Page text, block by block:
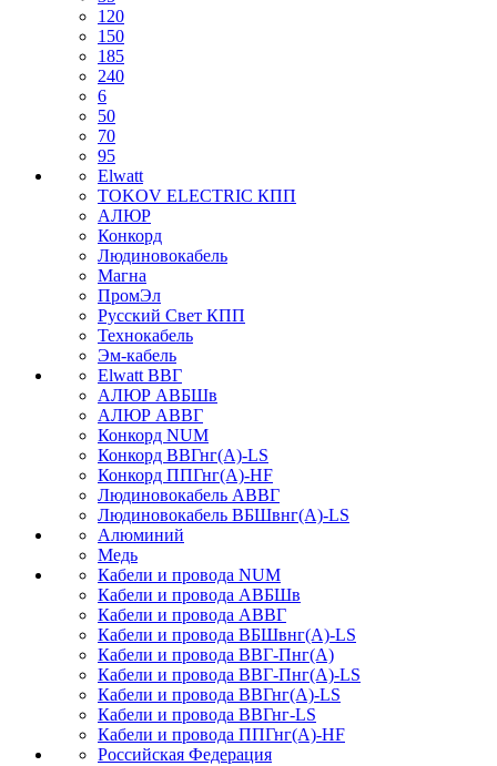
120
150
185
240
6
50
70
95
Elwatt
TOKOV ELECTRIC КПП
АЛЮР
Конкорд
Людиновокабель
Магна
ПромЭл
Русский Свет КПП
Технокабель
Эм-кабель
Elwatt ВВГ
АЛЮР АВБШв
АЛЮР АВВГ
Конкорд NUM
Конкорд ВВГнг(А)-LS
Конкорд ППГнг(А)-HF
Людиновокабель АВВГ
Людиновокабель ВБШвнг(А)-LS
Алюминий
Медь
Кабели и провода NUM
Кабели и провода АВБШв
Кабели и провода АВВГ
Кабели и провода ВБШвнг(А)-LS
Кабели и провода ВВГ-Пнг(А)
Кабели и провода ВВГ-Пнг(А)-LS
Кабели и провода ВВГнг(А)-LS
Кабели и провода ВВГнг-LS
Кабели и провода ППГнг(А)-HF
Российская Федерация